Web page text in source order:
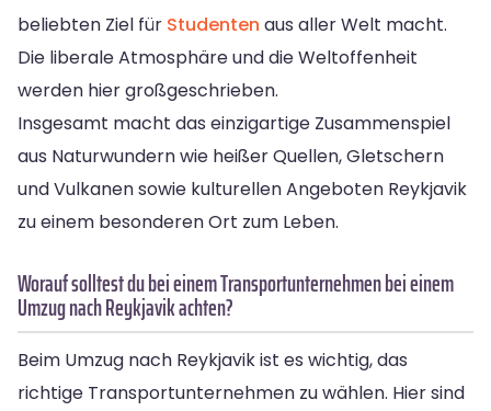
beliebten Ziel für Studenten aus aller Welt macht.
Die liberale Atmosphäre und die Weltoffenheit
werden hier großgeschrieben.
Insgesamt macht das einzigartige Zusammenspiel
aus Naturwundern wie heißer Quellen, Gletschern
und Vulkanen sowie kulturellen Angeboten Reykjavik
zu einem besonderen Ort zum Leben.
Worauf solltest du bei einem Transportunternehmen bei einem
Umzug nach Reykjavik achten?
Beim Umzug nach Reykjavik ist es wichtig, das
richtige Transportunternehmen zu wählen. Hier sind